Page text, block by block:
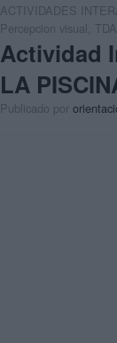
ACTIVIDADES
Percepcion visual
Actividad
LA
Publicado por